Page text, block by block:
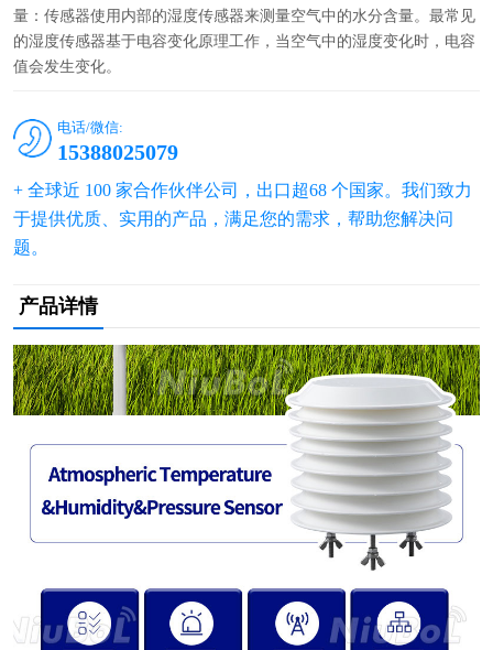
量：传感器使用内部的湿度传感器来测量空气中的水分含量。最常见
的湿度传感器基于电容变化原理工作，当空气中的湿度变化时，电容
值会发生变化。
电话/微信:
15388025079
+ 全球近 100 家合作伙伴公司，出口超68 个国家。我们致力
于提供优质、实用的产品，满足您的需求，帮助您解决问
题。
产品详情